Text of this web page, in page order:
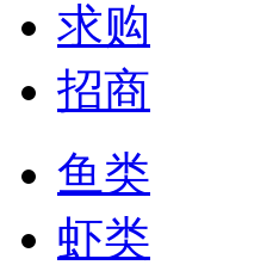
求购
招商
鱼类
虾类